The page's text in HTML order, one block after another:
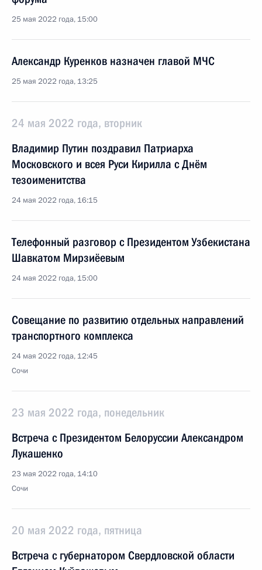
25 мая 2022 года, 15:00
Александр Куренков назначен главой МЧС
25 мая 2022 года, 13:25
24 мая 2022 года, вторник
Владимир Путин поздравил Патриарха
Московского и всея Руси Кирилла с Днём
тезоименитства
24 мая 2022 года, 16:15
Телефонный разговор с Президентом Узбекистана
Шавкатом Мирзиёевым
24 мая 2022 года, 15:00
Совещание по развитию отдельных направлений
транспортного комплекса
24 мая 2022 года, 12:45
Сочи
23 мая 2022 года, понедельник
Встреча с Президентом Белоруссии Александром
Лукашенко
23 мая 2022 года, 14:10
Сочи
20 мая 2022 года, пятница
Встреча с губернатором Свердловской области